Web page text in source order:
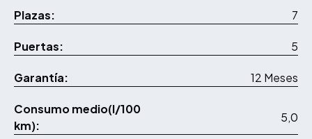
Plazas: 7
Puertas: 5
Garantía: 12 Meses
Consumo medio(l/100
km):
5,0